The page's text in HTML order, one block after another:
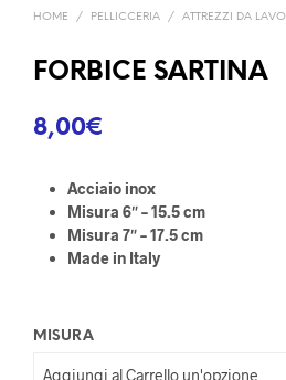
HOME / PELLICCERIA / ATTREZZI DA
FORBICE SARTINA
8,00€
Acciaio inox
Misura 6″ – 15.5 cm
Misura 7″ – 17.5 cm
Made in Italy
MISURA